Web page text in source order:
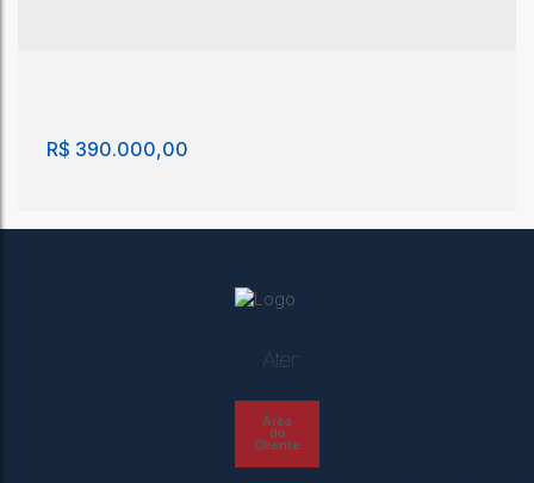
Casa com 3 quartos, Jardim Industrial - São João
R$ 390.000,00
São João da Boa Vista
Atendimento
Área
do
Cliente